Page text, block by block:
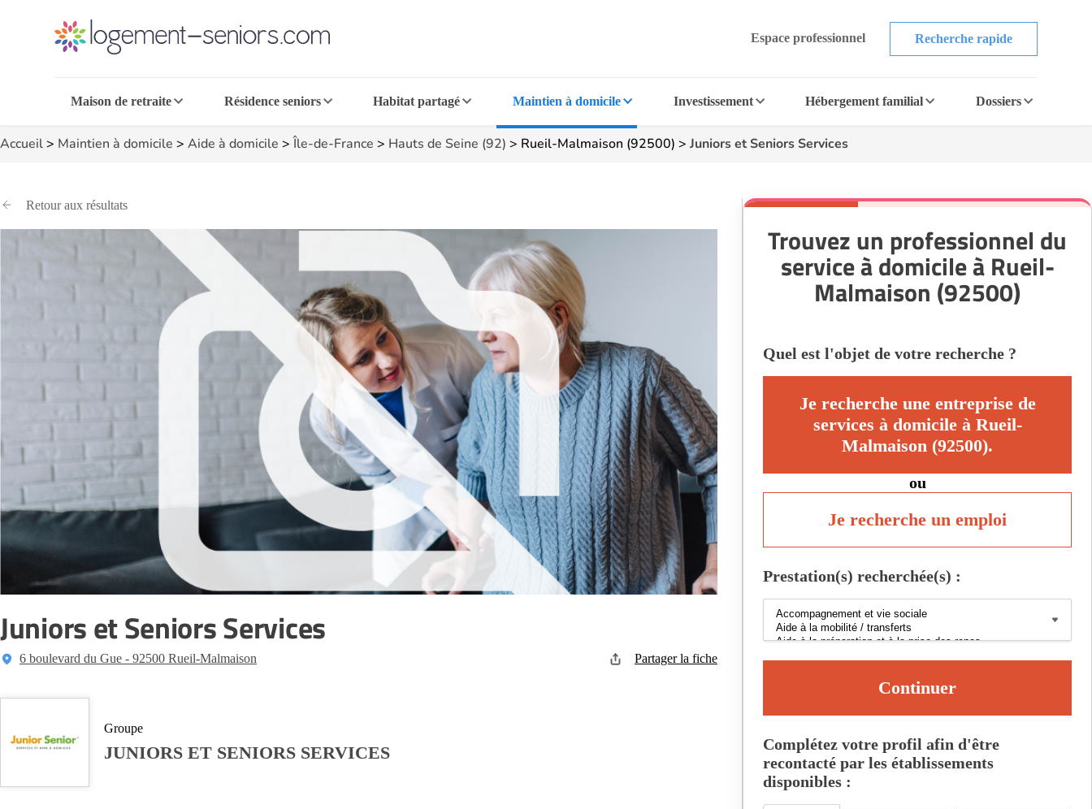
Espace professionnel Recherche rapide
Maison de retraite Résidence seniors Habitat partagé Maintien à domicile Investissement Hébergement familial Dossiers
Accueil> Maintien à domicile > Aide à domicile > Île-de-France > Hauts de Seine (92) > Rueil-Malmaison (92500) > Juniors et Seniors Services
Retour aux résultats
Juniors et Seniors Services
6 boulevard du Gue - 92500 Rueil-Malmaison Partager la fiche
Groupe
JUNIORS ET SENIORS SERVICES
Trouvez un professionnel du
service à domicile à Rueil-
Malmaison (92500)
Quel est l'objet de votre recherche ?
Je recherche une entreprise de
services à domicile à Rueil-
Malmaison (92500).
ou
Je recherche un emploi
Prestation(s) recherchée(s) :
Continuer
Complétez votre profil afin d'être
recontacté par les établissements
disponibles :